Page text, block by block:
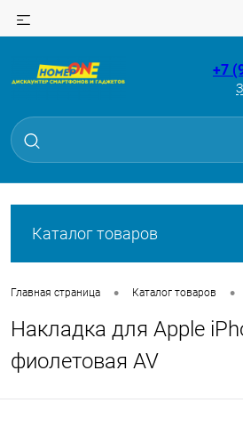
+7
Каталог товаров
Главная страница • Каталог товаров •
Накладка для Apple
фиолетовая AV
Для клиентов всех банков
Разбейте
без переплат
Сегодня